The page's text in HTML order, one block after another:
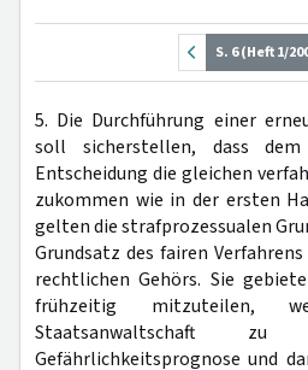
S. 6 (Heft 1/
5. Die Durchführung einer
soll sicherstellen, dass
Entscheidung die gleichen
zukommen wie in der ersten
gelten die strafprozessualen
Grundsatz des fairen
rechtlichen Gehörs. Sie
frühzeitig mitzuteilen,
Staatsanwaltschaft
Gefährlichkeitsprognose und